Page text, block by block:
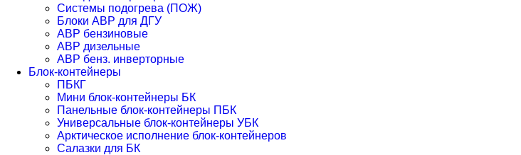
Системы подогрева (ПОЖ)
Блоки АВР для ДГУ
АВР бензиновые
АВР дизельные
АВР бенз. инверторные
Блок-контейнеры
ПБКГ
Мини блок-контейнеры БК
Панельные блок-контейнеры ПБК
Универсальные блок-контейнеры УБК
Арктическое исполнение блок-контейнеров
Салазки для БК